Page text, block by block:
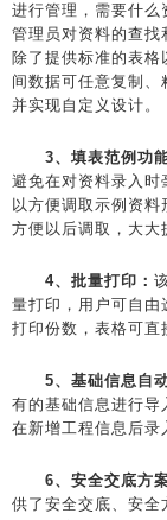
进行管理，需要什么
管理员对资料的查找
除了提供标准的表
间数据可任意复制、
并实现自定义设计。
3、填表范例功
避免在对资料录入时
以方便调取示例资料
方便以后调取，大大
4、批量打印：
量打印，用户可自由
打印份数，表格可直
5、基础信息自
有的基础信息进行导
在新增工程信息后录
6、安全交底方
供了安全交底、安全